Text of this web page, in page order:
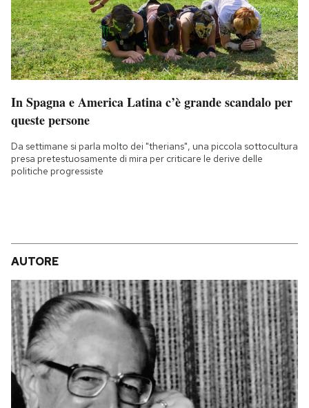
In Spagna e America Latina c’è grande scandalo per
queste persone
Da settimane si parla molto dei "therians", una piccola sottocultura
presa pretestuosamente di mira per criticare le derive delle
politiche progressiste
AUTORE